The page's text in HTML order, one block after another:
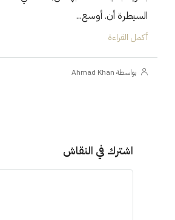
السيطرة أن. أوسع...
أكمل القراءة
بواسطة Ahmad Khan
اشترك في النقاش